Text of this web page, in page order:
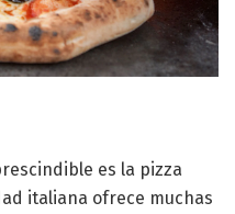
es la pizza
italiana ofrece muchas